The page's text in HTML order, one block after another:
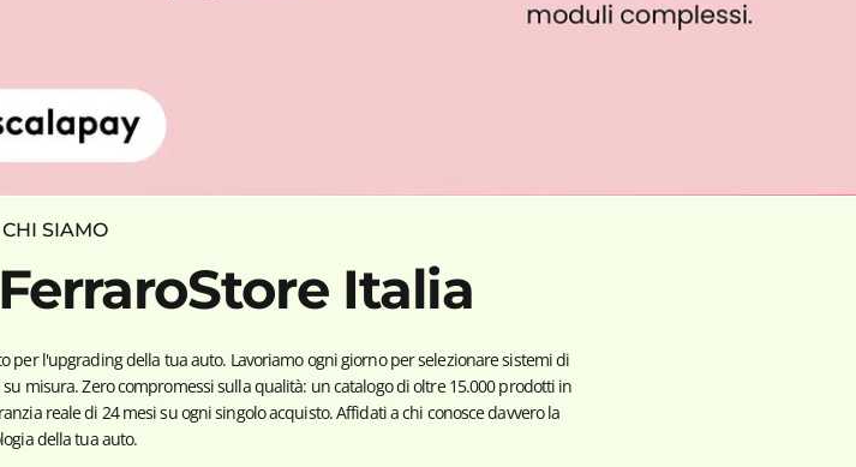
CHI SIAMO
FerraroStoreItalia
l'upgrading della tua auto. Lavoriamo ogni giorno per selezionare sistemi di
misura. Zero compromessi sulla qualità: un catalogo di oltre 15.000 prodotti in
reale di 24 mesi su ogni singolo acquisto. Affidati a chi conosce davvero la
della tua auto.